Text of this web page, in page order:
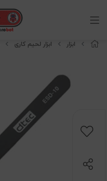
ابزار ابزار لحیم کاری